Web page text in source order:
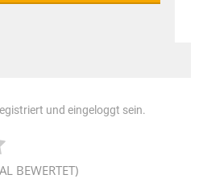
und eingeloggt sein.
BEWERTET)